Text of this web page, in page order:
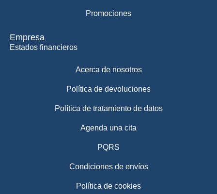
Promociones
Empresa
Estados financieros
Acerca de nosotros
Política de devoluciones
Política de tratamiento de datos
Agenda una cita
PQRS
Condiciones de envíos
Política de cookies